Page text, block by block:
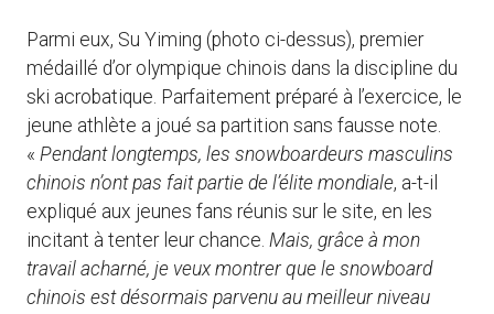
Parmi eux, Su Yiming (photo ci-dessus), premier
médaillé d’or olympique chinois dans la discipline du
ski acrobatique. Parfaitement préparé à l’exercice, le
jeune athlète a joué sa partition sans fausse note.
« Pendant longtemps, les snowboardeurs masculins
chinois n’ont pas fait partie de l’élite mondiale, a-t-il
expliqué aux jeunes fans réunis sur le site, en les
incitant à tenter leur chance. Mais, grâce à mon
travail acharné, je veux montrer que le snowboard
chinois est désormais parvenu au meilleur niveau